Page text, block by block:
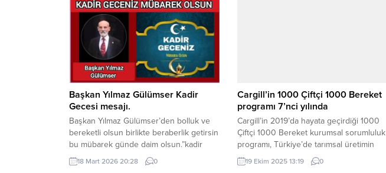
Başkan Yılmaz Gülümser Kadir
Gecesi mesajı.
Başkan Yılmaz Gülümser’den bolluk ve
bereketli olsun birlikte beraberlik getirsin
bu mübarek günde daim olsun.”kadir
gecesi kutlama mesajı yayımladı.
Mesajı.”Ramazan ayının sonuna
18 Mart 2026 20:28 0
Cargill’in 1000 Çiftçi 1000 Bereket
programı 7’nci yılında
Cargill’in 2019’da hayata geçirdiği 1000
Çiftçi 1000 Bereket kurumsal sorumluluk
programı, Türkiye’de tarımsal üretimin
gelişimine katkı sağlayarak çiftçilerin
refahını ve tarımsal verimliliği artırmayı
19 Ekim 2025 13:19 0